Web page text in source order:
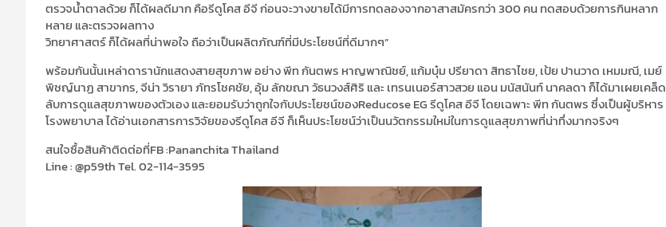
ตรวจน้ำตาลด้วย ก็ได้ผลดีมาก คือรีดูโคส อีจี ก่อนจะวางขายได้มีการทดลองจากอาสาสมัครกว่า 300 คน ทดสอบด้วยการกินหลาก
หลาย และตรวจผลทาง
วิทยาศาสตร์ ก็ได้ผลที่น่าพอใจ ถือว่าเป็นผลิตภัณฑ์ที่มีประโยชน์ที่ดีมากๆ”
พร้อมกันนั้นเหล่าดารานักแสดงสายสุขภาพ อย่าง พีท กันตพร หาญพาณิชย์, แก้มบุ๋ม ปรียาดา สิทธาไชย, เป้ย ปานวาด เหมมณี, เมย์
พิชญ์นาฏ สาขากร, จีน่า วิรายา ภัทรโชคชัย, อุ้ม ลักขณา วัธนวงส์ศิริ และ เทรนเนอร์สาวสวย แอน มนัสนันท์ นาคลดา ก็ได้มาเผยเคล็ด
ลับการดูแลสุขภาพของตัวเอง และยอมรับว่าถูกใจกับประโยชน์ของReducose EG รีดูโคส อีจี โดยเฉพาะ พีท กันตพร ซึ่งเป็นผู้บริหาร
โรงพยาบาล ได้อ่านเอกสารการวิจัยของรีดูโคส อีจี ก็เห็นประโยชน์ว่าเป็นนวัตกรรมใหม่ในการดูแลสุขภาพที่น่าทึ่งมากจริงๆ
สนใจซื้อสินค้าติดต่อที่FB :Pananchita Thailand
Line : @p59th Tel. 02-114-3595